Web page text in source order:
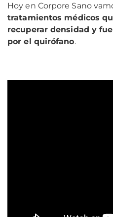
Hoy en Corpore Sano
tratamientos médicos
recuperar densidad y
por el quirófano.